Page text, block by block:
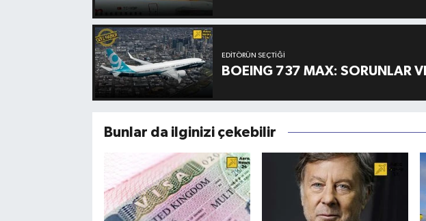
EDITÖRÜN SEÇTIĞI
BOEING 737 MAX: SORUNLAR
Bunlar da ilginizi çekebilir